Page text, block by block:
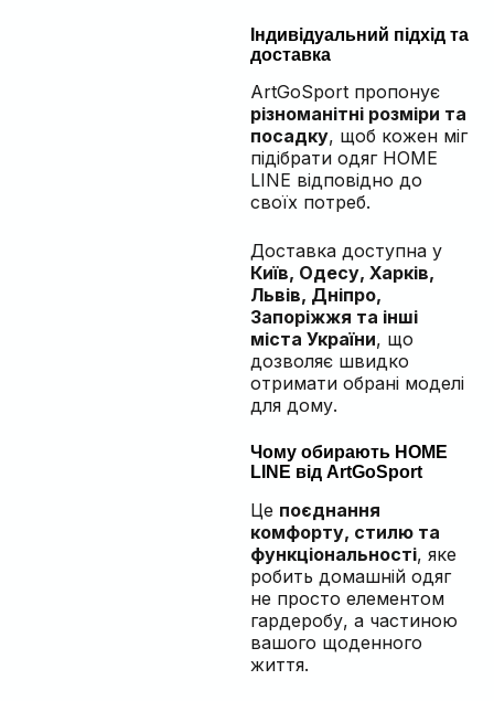
Індивідуальний підхід та
доставка
ArtGoSport пропонує
різноманітні розміри та
посадку, щоб кожен міг
підібрати одяг HOME
LINE відповідно до
своїх потреб.
Доставка доступна у
Київ, Одесу, Харків,
Львів, Дніпро,
Запоріжжя та інші
міста України, що
дозволяє швидко
отримати обрані моделі
для дому.
Чому обирають HOME
LINE від ArtGoSport
Це поєднання
комфорту, стилю та
функціональності, яке
робить домашній одяг
не просто елементом
гардеробу, а частиною
вашого щоденного
життя.